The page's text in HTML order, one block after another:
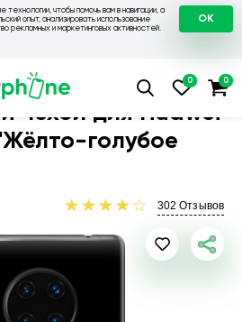
чтобы помочь вам в навигации, а
опыт, анализировать использование
рекламных и маркетинговых активностей.
OK
Чехлы на Huawei Чехол для
чехол для Huawei
голубое
302 Отзывов